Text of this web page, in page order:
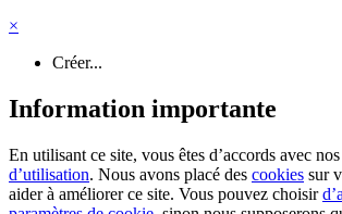
×
Créer...
Information importante
En utilisant ce site, vous êtes d’accords avec nos
d’utilisation. Nous avons placé des cookies sur
aider à améliorer ce site. Vous pouvez choisir